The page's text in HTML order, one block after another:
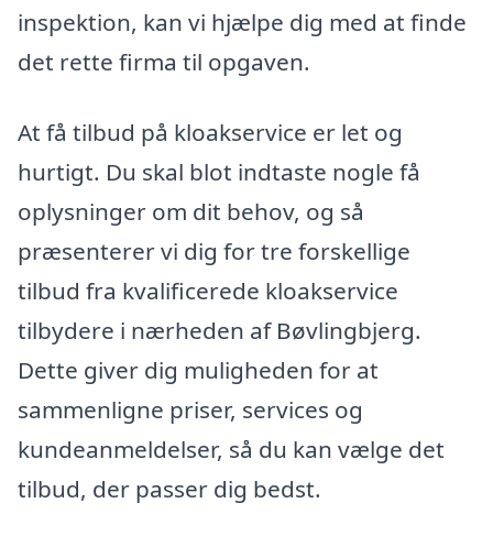
inspektion, kan vi hjælpe dig med at finde
det rette firma til opgaven.
At få tilbud på kloakservice er let og
hurtigt. Du skal blot indtaste nogle få
oplysninger om dit behov, og så
præsenterer vi dig for tre forskellige
tilbud fra kvalificerede kloakservice
tilbydere i nærheden af Bøvlingbjerg.
Dette giver dig muligheden for at
sammenligne priser, services og
kundeanmeldelser, så du kan vælge det
tilbud, der passer dig bedst.